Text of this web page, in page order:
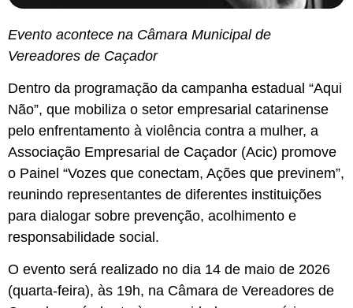
Evento acontece na Câmara Municipal de
Vereadores de Caçador
Dentro da programação da campanha estadual “Aqui
Não”, que mobiliza o setor empresarial catarinense
pelo enfrentamento à violência contra a mulher, a
Associação Empresarial de Caçador (Acic) promove
o Painel “Vozes que conectam, Ações que previnem”,
reunindo representantes de diferentes instituições
para dialogar sobre prevenção, acolhimento e
responsabilidade social.
O evento será realizado no dia 14 de maio de 2026
(quarta-feira), às 19h, na Câmara de Vereadores de